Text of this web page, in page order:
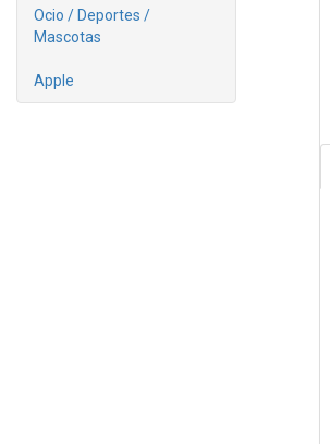
Ocio / Deportes /
Mascotas
Apple